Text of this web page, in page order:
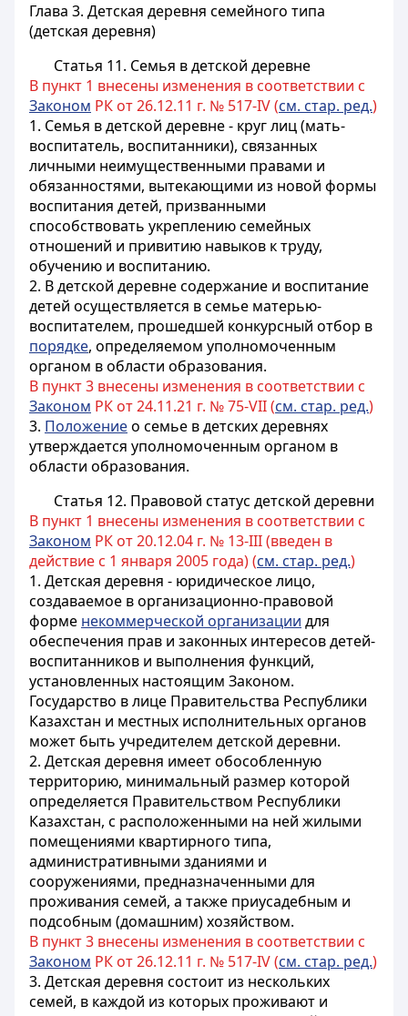
Глава 3. Детская деревня семейного типа
(детская деревня)
Статья 11. Семья в детской деревне
В пункт 1 внесены изменения в соответствии с
Законом РК от 26.12.11 г. № 517-IV (см. стар. ред.)
1. Семья в детской деревне - круг лиц(мать-
воспитатель, воспитанники), связанных
личными неимущественными правами и
обязанностями, вытекающими из новой формы
воспитания детей, призванными
способствовать укреплению семейных
отношений и привитию навыков к труду,
обучению и воспитанию.
2. В детской деревне содержание и воспитание
детей осуществляется в семье матерью-
воспитателем, прошедшей конкурсный отбор в
порядке, определяемом уполномоченным
органом в области образования.
В пункт 3 внесены изменения в соответствии с
Законом РК от 24.11.21 г. № 75-VII (см. стар. ред.)
3. Положениео семье в детских деревнях
утверждается уполномоченным органом в
области образования.
Статья 12. Правовой статус детской деревни
В пункт 1 внесены изменения в соответствии с
Законом РК от 20.12.04 г. № 13-III (введен в
действие с 1 января 2005 года) (см. стар. ред.)
1. Детская деревня - юридическое лицо,
создаваемое в организационно-правовой
форме некоммерческой организации для
обеспечения прав и законных интересов детей-
воспитанников и выполнения функций,
установленных настоящим Законом.
Государство в лице Правительства Республики
Казахстан и местных исполнительных органов
может быть учредителем детской деревни.
2. Детская деревня имеет обособленную
территорию, минимальный размер которой
определяется Правительством Республики
Казахстан, с расположенными на ней жилыми
помещениями квартирного типа,
административными зданиями и
сооружениями, предназначенными для
проживания семей, а также приусадебным и
подсобным (домашним) хозяйством.
В пункт 3 внесены изменения в соответствии с
Законом РК от 26.12.11 г. № 517-IV (см. стар. ред.)
3. Детская деревня состоит из нескольких
семей, в каждой из которых проживают и